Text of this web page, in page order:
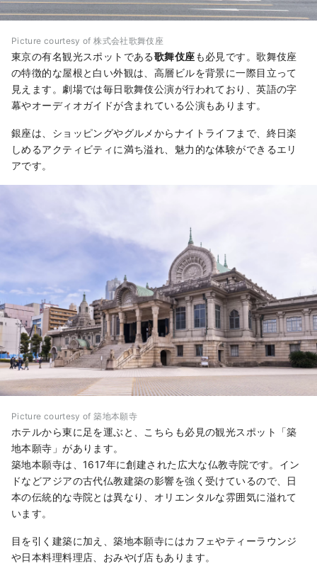
Picture courtesy of 株式会社歌舞伎座
東京の有名観光スポットである歌舞伎座も必見です。歌舞伎座
の特徴的な屋根と白い外観は、高層ビルを背景に一際目立って
見えます。劇場では毎日歌舞伎公演が行われており、英語の字
幕やオーディオガイドが含まれている公演もあります。
銀座は、ショッピングやグルメからナイトライフまで、終日楽
しめるアクティビティに満ち溢れ、魅力的な体験ができるエリ
アです。
Picture courtesy of 築地本願寺
ホテルから東に足を運ぶと、こちらも必見の観光スポット「築
地本願寺」があります。
築地本願寺は、1617年に創建された広大な仏教寺院です。イン
ドなどアジアの古代仏教建築の影響を強く受けているので、日
本の伝統的な寺院とは異なり、オリエンタルな雰囲気に溢れて
います。
目を引く建築に加え、築地本願寺にはカフェやティーラウンジ
や日本料理料理店、おみやげ店もあります。